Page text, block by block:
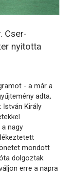
Cser-
nyitotta
- a már a
adta,
István Király
nagy
mondott
dolgoztak
erre a napra